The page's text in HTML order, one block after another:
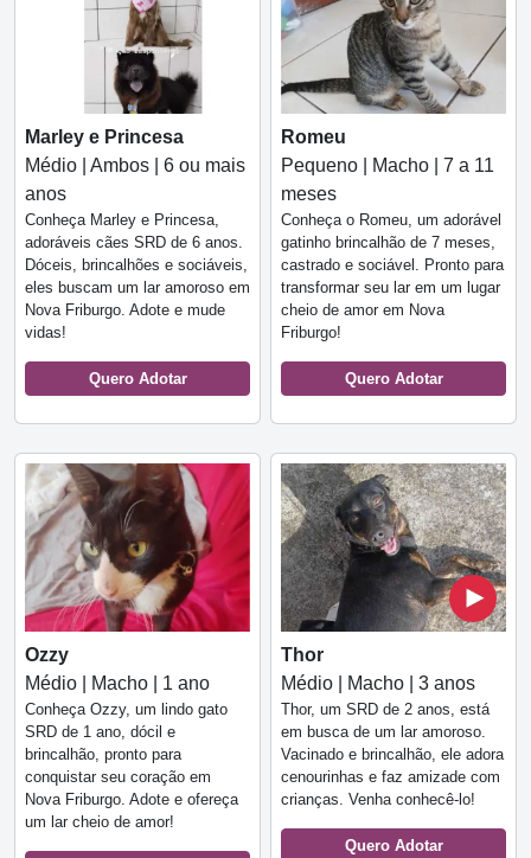
Marley e Princesa
Médio | Ambos | 6 ou mais
anos
Conheça Marley e Princesa,
adoráveis cães SRD de 6 anos.
Dóceis, brincalhões e sociáveis,
eles buscam um lar amoroso em
Nova Friburgo. Adote e mude
vidas!
Quero Adotar
Romeu
Pequeno | Macho | 7 a 11
meses
Conheça o Romeu, um adorável
gatinho brincalhão de 7 meses,
castrado e sociável. Pronto para
transformar seu lar em um lugar
cheio de amor em Nova
Friburgo!
Quero Adotar
Ozzy
Médio | Macho | 1 ano
Conheça Ozzy, um lindo gato
SRD de 1 ano, dócil e
brincalhão, pronto para
conquistar seu coração em
Nova Friburgo. Adote e ofereça
um lar cheio de amor!
Thor
Médio | Macho | 3 anos
Thor, um SRD de 2 anos, está
em busca de um lar amoroso.
Vacinado e brincalhão, ele adora
cenourinhas e faz amizade com
crianças. Venha conhecê-lo!
Quero Adotar